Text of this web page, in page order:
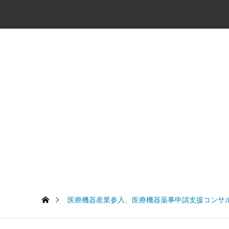
医療機器産業参入、医療機器薬事申請支援コンサ